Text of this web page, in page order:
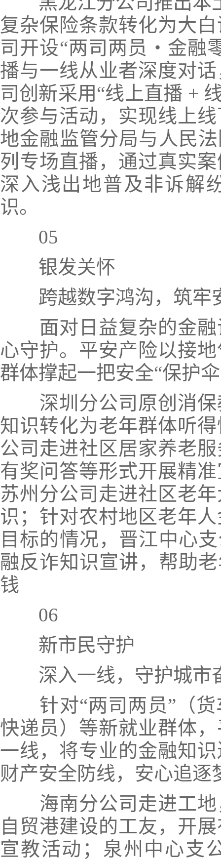
复杂保险条款转化为大
司开设“两司两员・金融
播与一线从业者深度对
司创新采用 “线上直播 +
次参与活动，实现线上
地金融监管分局与人民
列 专场直播，通过真实
深入浅出地普及非诉解
识。
05
银发关怀
跨越数字鸿沟，筑牢
面对日益复杂的金
心守护。平安产险以接
群体撑起一把安全“保护
深圳分公司 原创消
知识转化为老年群体听
公司走进社区居家养老
有奖问答等形式开展精
苏州分公司走进社区老
识；针对农村地区老年
目标的情况，晋江中心
融反诈知识宣讲，帮助
钱
06
新市民守护
深入一线，守护城市
针对“两司两员”（
快递员）等新就业群体
一线，将专业的金融知
财产安全防线，安心追逐
海南分公司走进工地
自贸港建设的工友，开
宣教活动；泉州中心支